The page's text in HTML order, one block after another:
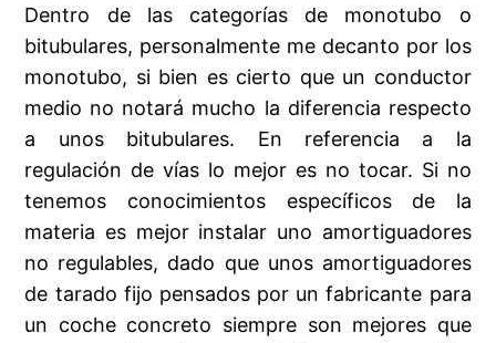
Dentro de las categorías de monotubo o
bitubulares, personalmente me decanto por los
monotubo, si bien es cierto que un conductor
medio no notará mucho la diferencia respecto
a unos bitubulares. En referencia a la
regulación de vías lo mejor es no tocar. Si no
tenemos conocimientos específicos de la
materia es mejor instalar uno amortiguadores
no regulables, dado que unos amortiguadores
de tarado fijo pensados por un fabricante para
un coche concreto siempre son mejores que